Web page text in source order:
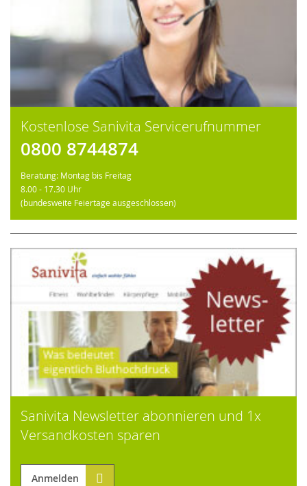
Kostenlose Sanivita Servicerufnummer
0800 8744874
Beratung: Montag bis Freitag
8.00 - 17.30 Uhr
(bundesweite Feiertage ausgeschlossen)
Sanivita Newsletter abonnieren und 1x
Versandkosten sparen
Anmelden